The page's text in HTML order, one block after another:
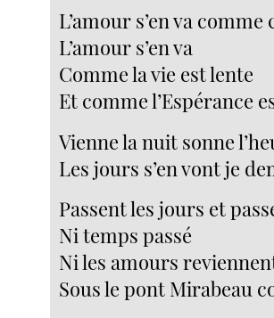
L’amour s’en va
L’amour s’en va
Comme la vie est lente
Et comme l’Espérance
Vienne la nuit sonne
Les jours s’en vont je
Passent les jours et
Ni temps passé
Ni les amours
Sous le pont Mirabeau